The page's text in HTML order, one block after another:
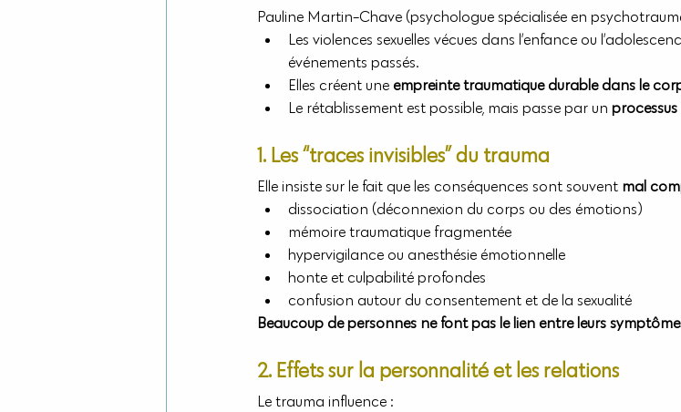
Pauline Martin-Chave (psychologue spécialisée en
Les violences sexuelles vécues dans l’enfance ou
événements passés.
Elles créent une empreinte traumatique durable dans le
Le rétablissement est possible, mais passe par un
1. Les “traces invisibles” du trauma
Elle insiste sur le fait que les conséquences sont souvent mal
dissociation (déconnexion du corps ou des émotions)
mémoire traumatique fragmentée
hypervigilance ou anesthésie émotionnelle
honte et culpabilité profondes
confusion autour du consentement et de la sexualité
Beaucoup de personnes ne font pas le lien entre leurs
2. Effets sur la personnalité et les relations
Le trauma influence :